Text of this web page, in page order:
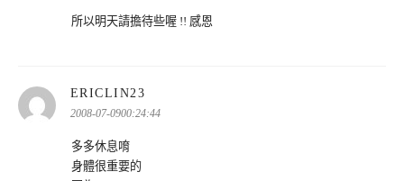
所以明天請擔待些喔 !! 感恩
ERICLIN23
示:
2008-07-0900:24:44
多多休息唷
身體很重要的